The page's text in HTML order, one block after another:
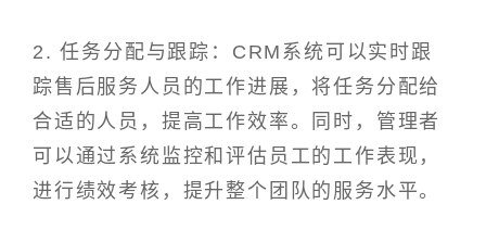
2. 任务分配与跟踪：CRM系统可以实时跟
踪售后服务人员的工作进展，将任务分配给
合适的人员，提高工作效率。同时，管理者
可以通过系统监控和评估员工的工作表现，
进行绩效考核，提升整个团队的服务水平。